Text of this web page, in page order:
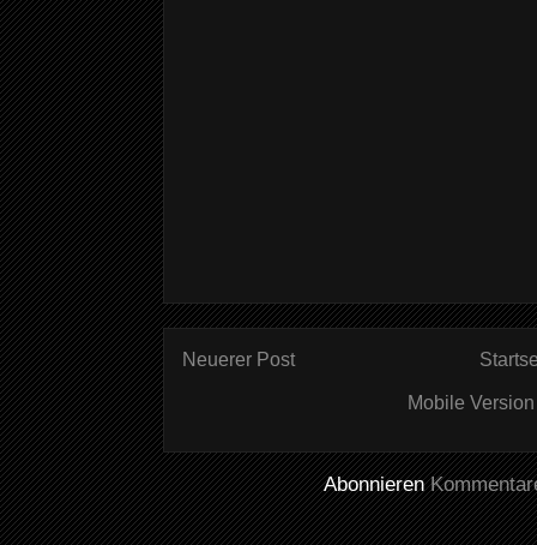
Neuerer Post
Mobile
Abonnieren